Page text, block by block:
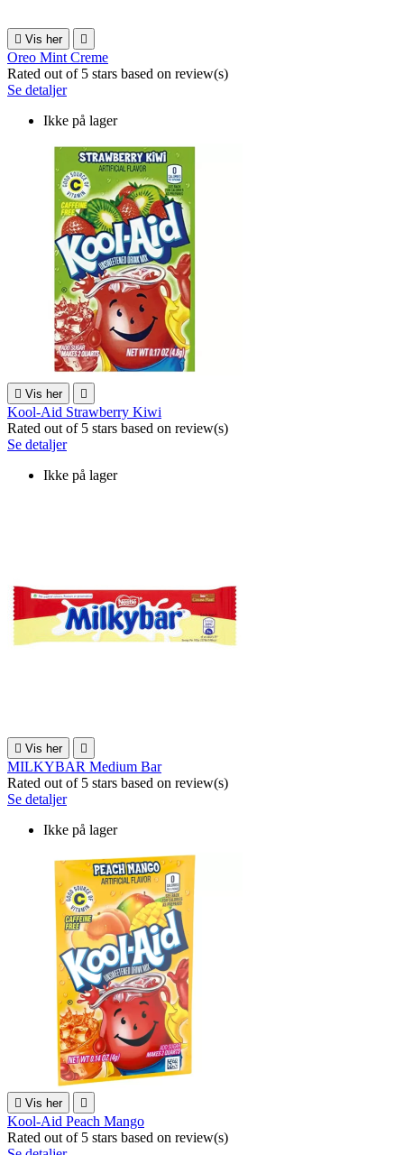
 Vis her 
Oreo Mint Creme
Rated out of 5 stars based on review(s)
Se detaljer
Ikke på lager
 Vis her 
Kool-Aid Strawberry Kiwi
Rated out of 5 stars based on review(s)
Se detaljer
Ikke på lager
 Vis her 
MILKYBAR Medium Bar
Rated out of 5 stars based on review(s)
Se detaljer
Ikke på lager
 Vis her 
Kool-Aid Peach Mango
Rated out of 5 stars based on review(s)